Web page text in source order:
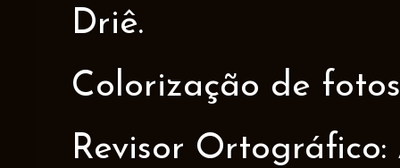
Driê.
Colorização de
Revisor Ortográfico: